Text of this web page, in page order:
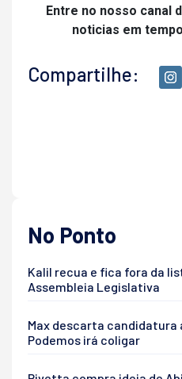
Entre no nosso canal
noticias em
Compartilhe:
No Ponto
Kalil recua e fica fora da
Assembleia Legislativa
Max descarta candidatura
Podemos irá coligar